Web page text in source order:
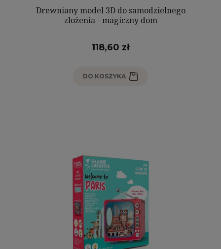
Drewniany model 3D do samodzielnego
złożenia - magiczny dom
118,60 zł
DO KOSZYKA